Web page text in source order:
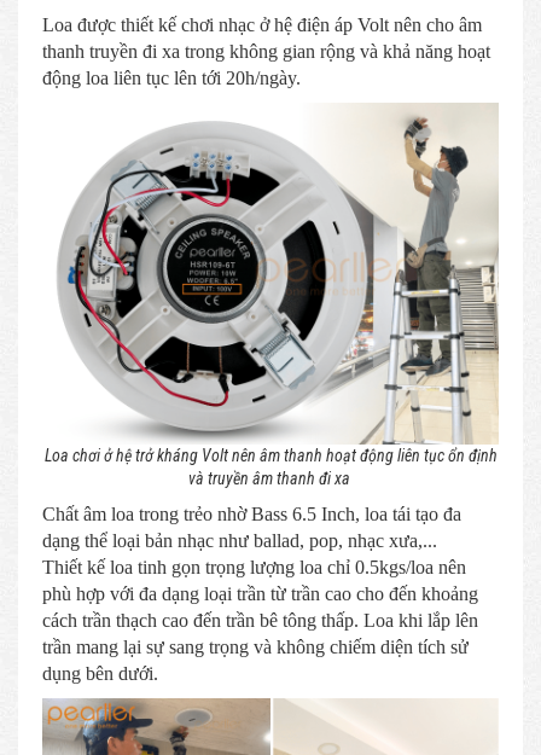
Loa được thiết kế chơi nhạc ở hệ điện áp Volt nên cho âm
thanh truyền đi xa trong không gian rộng và khả năng hoạt
động loa liên tục lên tới 20h/ngày.
Loa chơi ở hệ trở kháng Volt nên âm thanh hoạt động liên tục ổn định
và truyền âm thanh đi xa
Chất âm loa trong trẻo nhờ Bass 6.5 Inch, loa tái tạo đa
dạng thể loại bản nhạc như ballad, pop, nhạc xưa,...
Thiết kế loa tinh gọn trọng lượng loa chỉ 0.5kgs/loa nên
phù hợp với đa dạng loại trần từ trần cao cho đến khoảng
cách trần thạch cao đến trần bê tông thấp. Loa khi lắp lên
trần mang lại sự sang trọng và không chiếm diện tích sử
dụng bên dưới.